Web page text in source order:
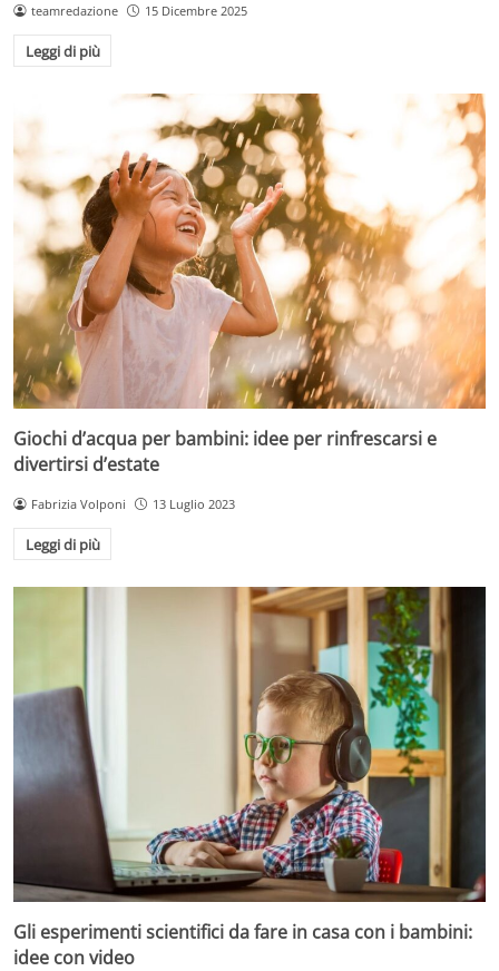
teamredazione 15 Dicembre 2025
Leggi di più
Giochi d’acqua per bambini: idee per rinfrescarsi e
divertirsi d’estate
Fabrizia Volponi 13 Luglio 2023
Leggi di più
Gli esperimenti scientifici da fare in casa con i bambini:
idee con video